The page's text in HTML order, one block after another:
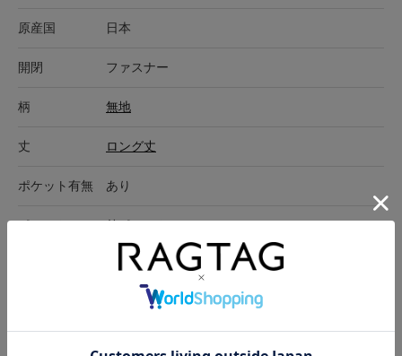
原産国 日本
開閉 ファスナー
柄 無地
丈 ロング丈
ポケット有無 あり
ポケット 外ポケット:4
RAGTAG吉祥寺店